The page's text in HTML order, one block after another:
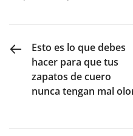
PREVIOUS POST
Esto es lo que debes
hacer para que tus
zapatos de cuero
nunca tengan mal